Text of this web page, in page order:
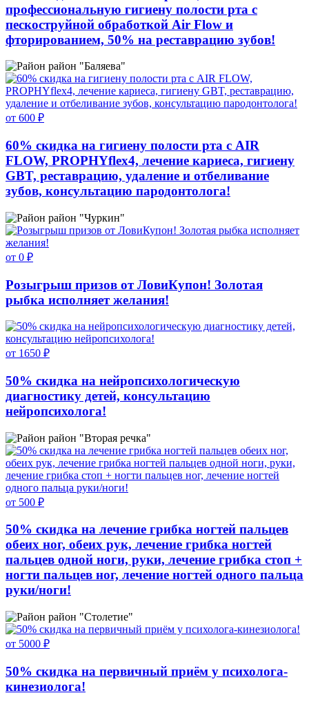
профессиональную гигиену полости рта с
пескоструйной обработкой Air Flow и
фторированием, 50% на реставрацию зубов!
район "Баляева"
от 600 ₽
60% скидка на гигиену полости рта с AIR
FLOW, PROPHYflex4, лечение кариеса, гигиену
GBT, реставрацию, удаление и отбеливание
зубов, консультацию пародонтолога!
район "Чуркин"
от 0 ₽
Розыгрыш призов от ЛовиКупон! Золотая
рыбка исполняет желания!
от 1650 ₽
50% скидка на нейропсихологическую
диагностику детей, консультацию
нейропсихолога!
район "Вторая речка"
от 500 ₽
50% скидка на лечение грибка ногтей пальцев
обеих ног, обеих рук, лечение грибка ногтей
пальцев одной ноги, руки, лечение грибка стоп +
ногти пальцев ног, лечение ногтей одного пальца
руки/ноги!
район "Столетие"
от 5000 ₽
50% скидка на первичный приём у психолога-
кинезиолога!